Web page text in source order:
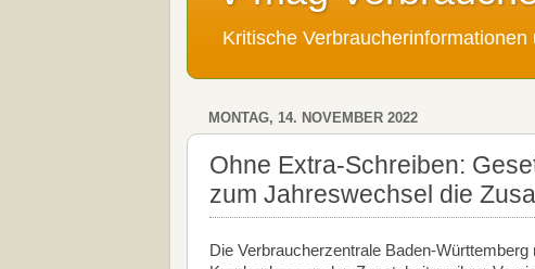
Kritische
MONTAG, 14. NOVEMBER 2022
Ohne Extra-Schreiben:
zum Jahreswechsel die
Die Verbraucherzentrale Baden-